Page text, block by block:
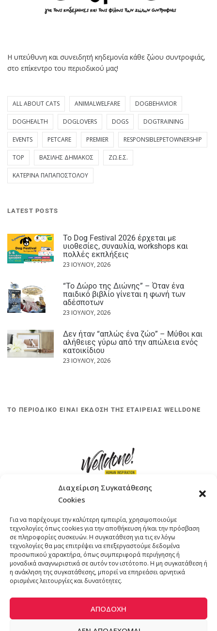
Διαχείριση Συγκατάθεσης
Cookies
Για να παρέχουμε την καλύτερη εμπειρία, χρησιμοποιούμε
τεχνολογίες όπως cookies για την αποθήκευση ή/και την πρόσβαση
σε πληροφορίες συσκευών. Η συγκατάθεση για τις εν λόγω
τεχνολογίες θα μας επιτρέψει να επεξεργαστούμε δεδομένα
προσωπικού χαρακτήρα, όπως συμπεριφορά περιήγησης ή
μοναδικά αναγνωριστικά σε αυτόν τον ιστότοπο. Η μη συγκατάθεση ή
η ανάκληση της συγκατάθεσης, μπορεί να επηρεάσει αρνητικά
ορισμένες λειτουργίες και δυνατότητες.
ΑΠΟΔΟΧΉ
Η υπεύθυνη και συνειδητή κηδεμονία κάθε ζώου συντροφιάς,
στο επίκεντρο του περιοδικού μας!
ALL ABOUT CATS ANIMALWELFARE DOGBEHAVIOR
DOGHEALTH DOGLOVERS DOGS DOGTRAINING
EVENTS PETCARE PREMIER RESPONSIBLEPETOWNERSHIP
TOP ΒΑΣΊΛΗΣ ΔΗΜΆΚΟΣ ΖΩ.Ε.Σ.
ΚΑΤΕΡΊΝΑ ΠΑΠΑΠΟΣΤΌΛΟΥ
LATEST POSTS
Το Dog Festival 2026 έρχεται με
υιοθεσίες, συναυλία, workshops και
πολλές εκπλήξεις
23 ΙΟΥΛΊΟΥ, 2026
“Το Δώρο της Διώνης” – Όταν ένα
παιδικό βιβλίο γίνεται η φωνή των
αδέσποτων
23 ΙΟΥΛΊΟΥ, 2026
Δεν ήταν “απλώς ένα ζώο” – Μύθοι και
αλήθειες γύρω από την απώλεια ενός
κατοικίδιου
23 ΙΟΥΛΊΟΥ, 2026
ΤΟ ΠΕΡΙΟΔΙΚΟ ΕΙΝΑΙ ΕΚΔΟΣΗ ΤΗΣ ΕΤΑΙΡΕΙΑΣ WELLDONE
ΤΗΛΕΦΩΝΟ: +30 211 4021758
EMAIL:info@welldone.com.gr